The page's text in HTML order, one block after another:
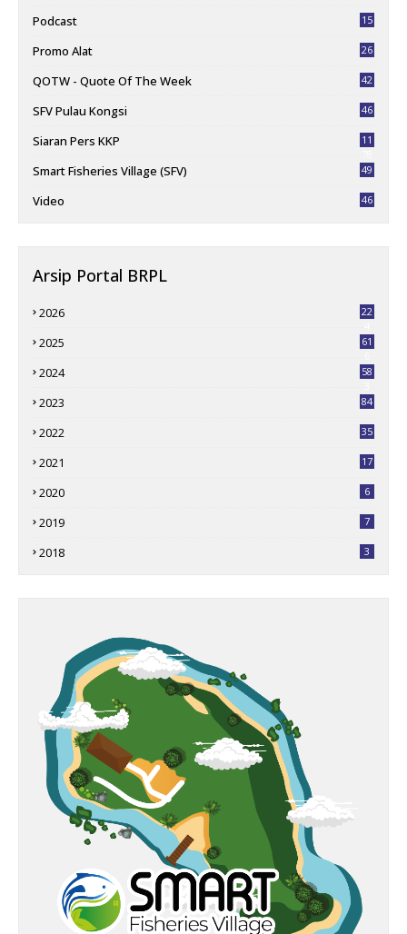
Podcast 15
Promo Alat 26
QOTW - Quote Of The Week 42
SFV Pulau Kongsi 46
Siaran Pers KKP
11
Smart Fisheries Village (SFV) 49
Video 46
Arsip Portal BRPL
2026
22
2025
61
2024
58
2023 84
2022 35
2021 17
2020 6
2019 7
2018 3